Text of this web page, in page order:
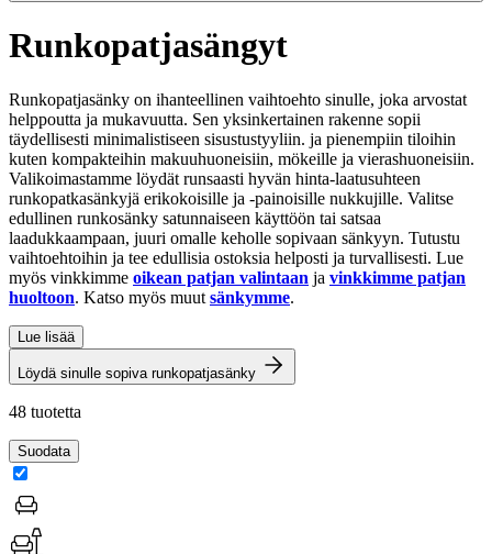
Runkopatjasängyt
Runkopatjasänky on ihanteellinen vaihtoehto sinulle, joka arvostat
helppoutta ja mukavuutta. Sen yksinkertainen rakenne sopii
täydellisesti minimalistiseen sisustustyyliin. ja pienempiin tiloihin
kuten kompakteihin makuuhuoneisiin, mökeille ja vierashuoneisiin.
Valikoimastamme löydät runsaasti hyvän hinta-laatusuhteen
runkopatkasänkyjä erikokoisille ja -painoisille nukkujille. Valitse
edullinen runkosänky satunnaiseen käyttöön tai satsaa
laadukkaampaan, juuri omalle keholle sopivaan sänkyyn. Tutustu
vaihtoehtoihin ja tee edullisia ostoksia helposti ja turvallisesti. Lue
myös vinkkimme oikean patjan valintaan ja vinkkimme patjan
huoltoon. Katso myös muut sänkymme.
Lue lisää
Löydä sinulle sopiva runkopatjasänky
48 tuotetta
Suodata